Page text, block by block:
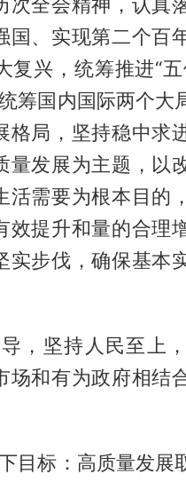
全会精神，认真
、实现第二个百
兴，统筹推进“
筹国内国际两个大
局，坚持稳中求
量发展为主题，以
需要为根本目的
提升和量的合理
步伐，确保基本
，坚持人民至上
场和有为政府相结
目标：高质量发展